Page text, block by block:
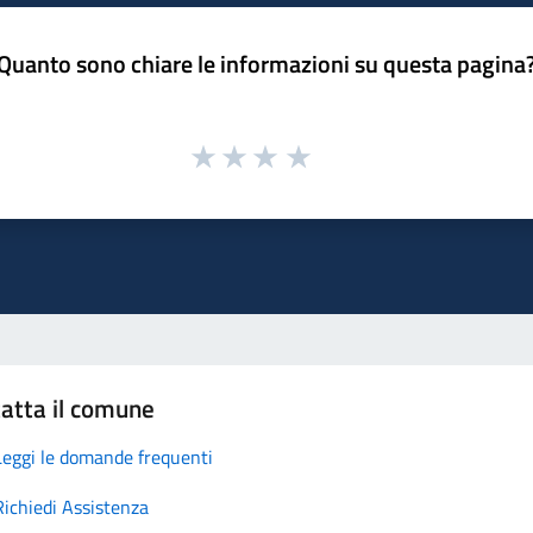
sono chiare le informazioni su questa
il comune
le domande frequenti
Assistenza